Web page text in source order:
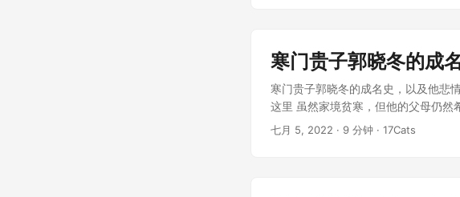
寒门贵子郭晓冬的成
寒门贵子郭晓冬的成名史，以及他悲
这里 虽然家境贫寒，但他的父母仍然
七月 5, 2022 · 9 分钟 · 17Cats